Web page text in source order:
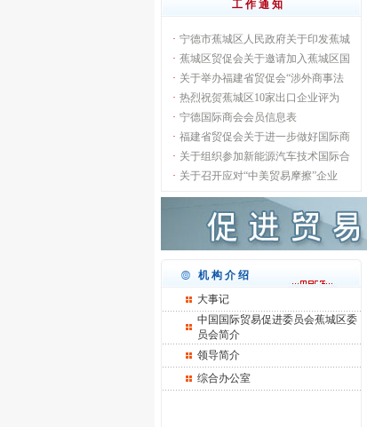
工作通知
· 宁德市蕉城区人民政府关于印发蕉城
· 蕉城区贸促会关于邀请加入蕉城区国
· 关于举办福建省贸促会“涉外商事法
· 热烈祝贺蕉城区10家出口企业评为
· 宁德国际商会会员信息表
· 福建省贸促会关于进一步做好国际商
· 关于组织参加新能源汽车技术国际合
· 关于召开应对“中美贸易摩擦”企业
机构介绍
大事记
中国国际贸易促进委员会蕉城区委
员会简介
领导简介
综合办公室